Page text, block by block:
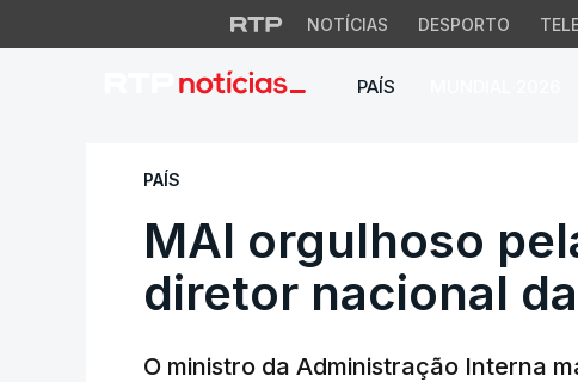
NOTÍCIAS DESPORTO
PAÍS
MAI orgulhoso
PAÍS
MAI orgulhoso
diretor nacional
O ministro da Administração Interna